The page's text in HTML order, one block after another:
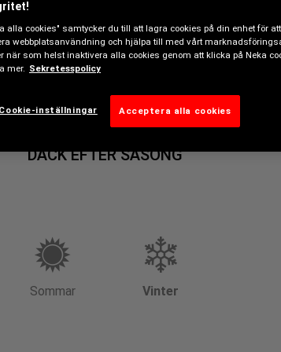
och lägre). Däckens slitbaneutformning
DÄCK EFTER SÄSONG
Sommar Vinter
alla cookies" samtycker du till att lagra cookies på din enhet för
webbplatsanvändning och hjälpa till med vårt
som helst inaktivera alla cookies genom att klicka på Neka
mer. Sekretesspolicy
Cookie-inställningar Acceptera alla cookies